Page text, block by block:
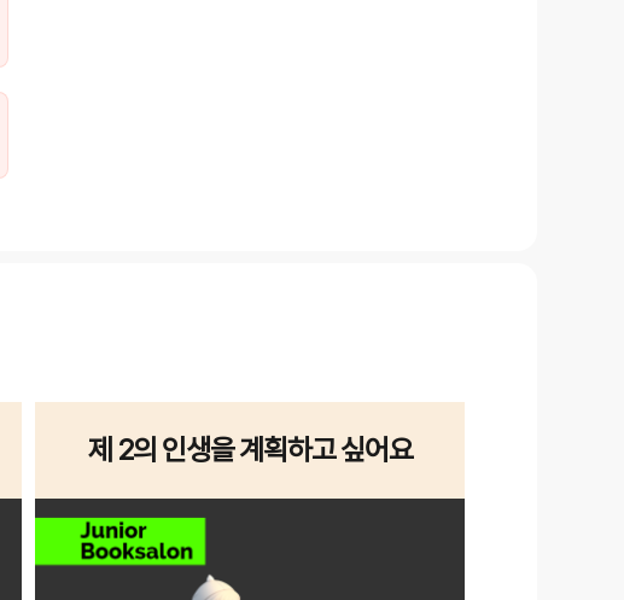
제 2의 인생을 계획하고 싶어요